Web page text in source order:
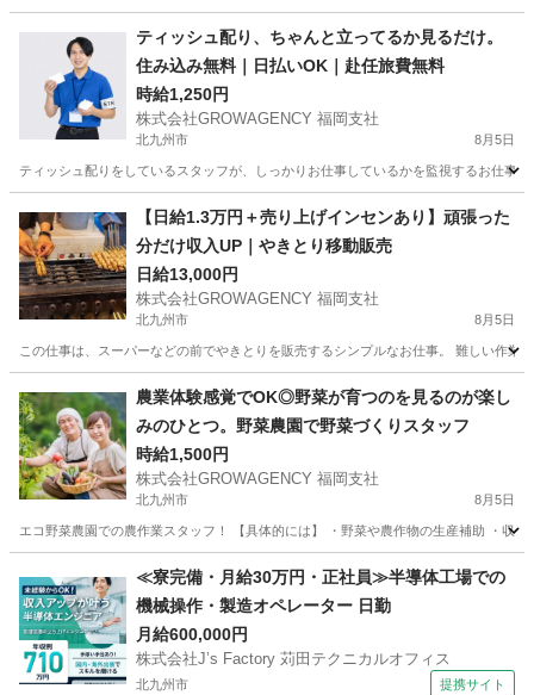
海外出張
ティッシュ配り、ちゃんと立ってるか見るだけ。
住み込み無料｜日払いOK｜赴任旅費無料
時給1,250円
株式会社GROWAGENCY 福岡支社
北九州市 8月5日
ティッシュ配りをしているスタッフが、しっかりお仕事しているかを監視するお仕事
その他 ティッシュ
【日給1.3万円＋売り上げインセンあり】頑張った
分だけ収入UP｜やきとり移動販売
日給13,000円
株式会社GROWAGENCY 福岡支社
北九州市 8月5日
この仕事は、スーパーなどの前でやきとりを販売するシンプルなお仕事。 難しい作
その他 移動販売
農業体験感覚でOK◎野菜が育つのを見るのが楽し
みのひとつ。野菜農園で野菜づくりスタッフ
時給1,500円
株式会社GROWAGENCY 福岡支社
北九州市 8月5日
エコ野菜農園での農作業スタッフ！ 【具体的には】 ・野菜や農作物の生産補助 ・収
その他 スタッフ
≪寮完備・月給30万円・正社員≫半導体工場での
機械操作・製造オペレーター 日勤
月給600,000円
株式会社J’s Factory 苅田テクニカルオフィス
北九州市 提携サイト